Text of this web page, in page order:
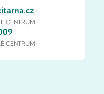
CENTRUM
CENTRUM